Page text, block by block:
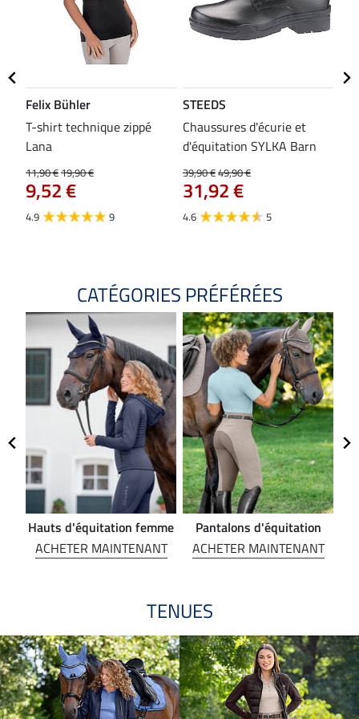
Felix Bühler
T-shirt technique zippé
Lana
11,90 €19,90 €
9,52 €
4.9 9
STEEDS
Chaussures d'écurie et
d'équitation SYLKA Barn
39,90 €49,90 €
31,92 €
4.6 5
CATÉGORIES PRÉFÉRÉES
Hauts d'équitation femme
ACHETER MAINTENANT
Pantalons d'équitation
ACHETER MAINTENANT
TENUES